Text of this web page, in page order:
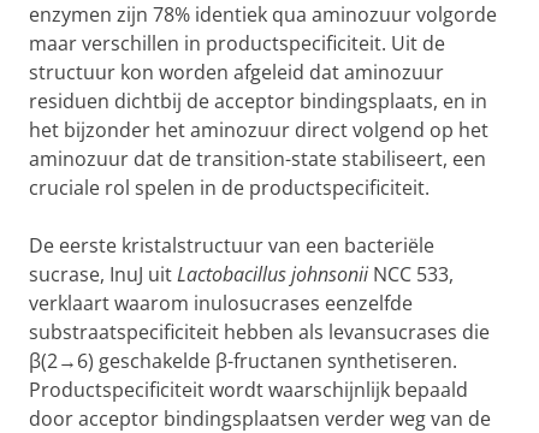
enzymen zijn 78% identiek qua aminozuur volgorde
maar verschillen in productspecificiteit. Uit de
structuur kon worden afgeleid dat aminozuur
residuen dichtbij de acceptor bindingsplaats, en in
het bijzonder het aminozuur direct volgend op het
aminozuur dat de transition-state stabiliseert, een
cruciale rol spelen in de productspecificiteit.
De eerste kristalstructuur van een bacteriële
sucrase, InuJ uitLactobacillus johnsonii NCC 533,
verklaart waarom inulosucrases eenzelfde
substraatspecificiteit hebben als levansucrases die
β(2→6) geschakelde β-fructanen synthetiseren.
Productspecificiteit wordt waarschijnlijk bepaald
door acceptor bindingsplaatsen verder weg van de